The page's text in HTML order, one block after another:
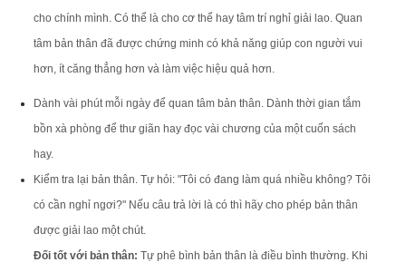
cho chính mình. Có thể là cho cơ thể hay tâm trí nghỉ giải lao. Quan
tâm bản thân đã được chứng minh có khả năng giúp con người vui
hơn, ít căng thẳng hơn và làm việc hiệu quả hơn.
Dành vài phút mỗi ngày để quan tâm bản thân. Dành thời gian tắm
bồn xà phòng để thư giãn hay đọc vài chương của một cuốn sách
hay.
Kiểm tra lại bản thân. Tự hỏi: "Tôi có đang làm quá nhiều không? Tôi
có cần nghỉ ngơi?" Nếu câu trả lời là có thì hãy cho phép bản thân
được giải lao một chút.
Đối tốt với bản thân:Tự phê bình bản thân là điều bình thường. Khi